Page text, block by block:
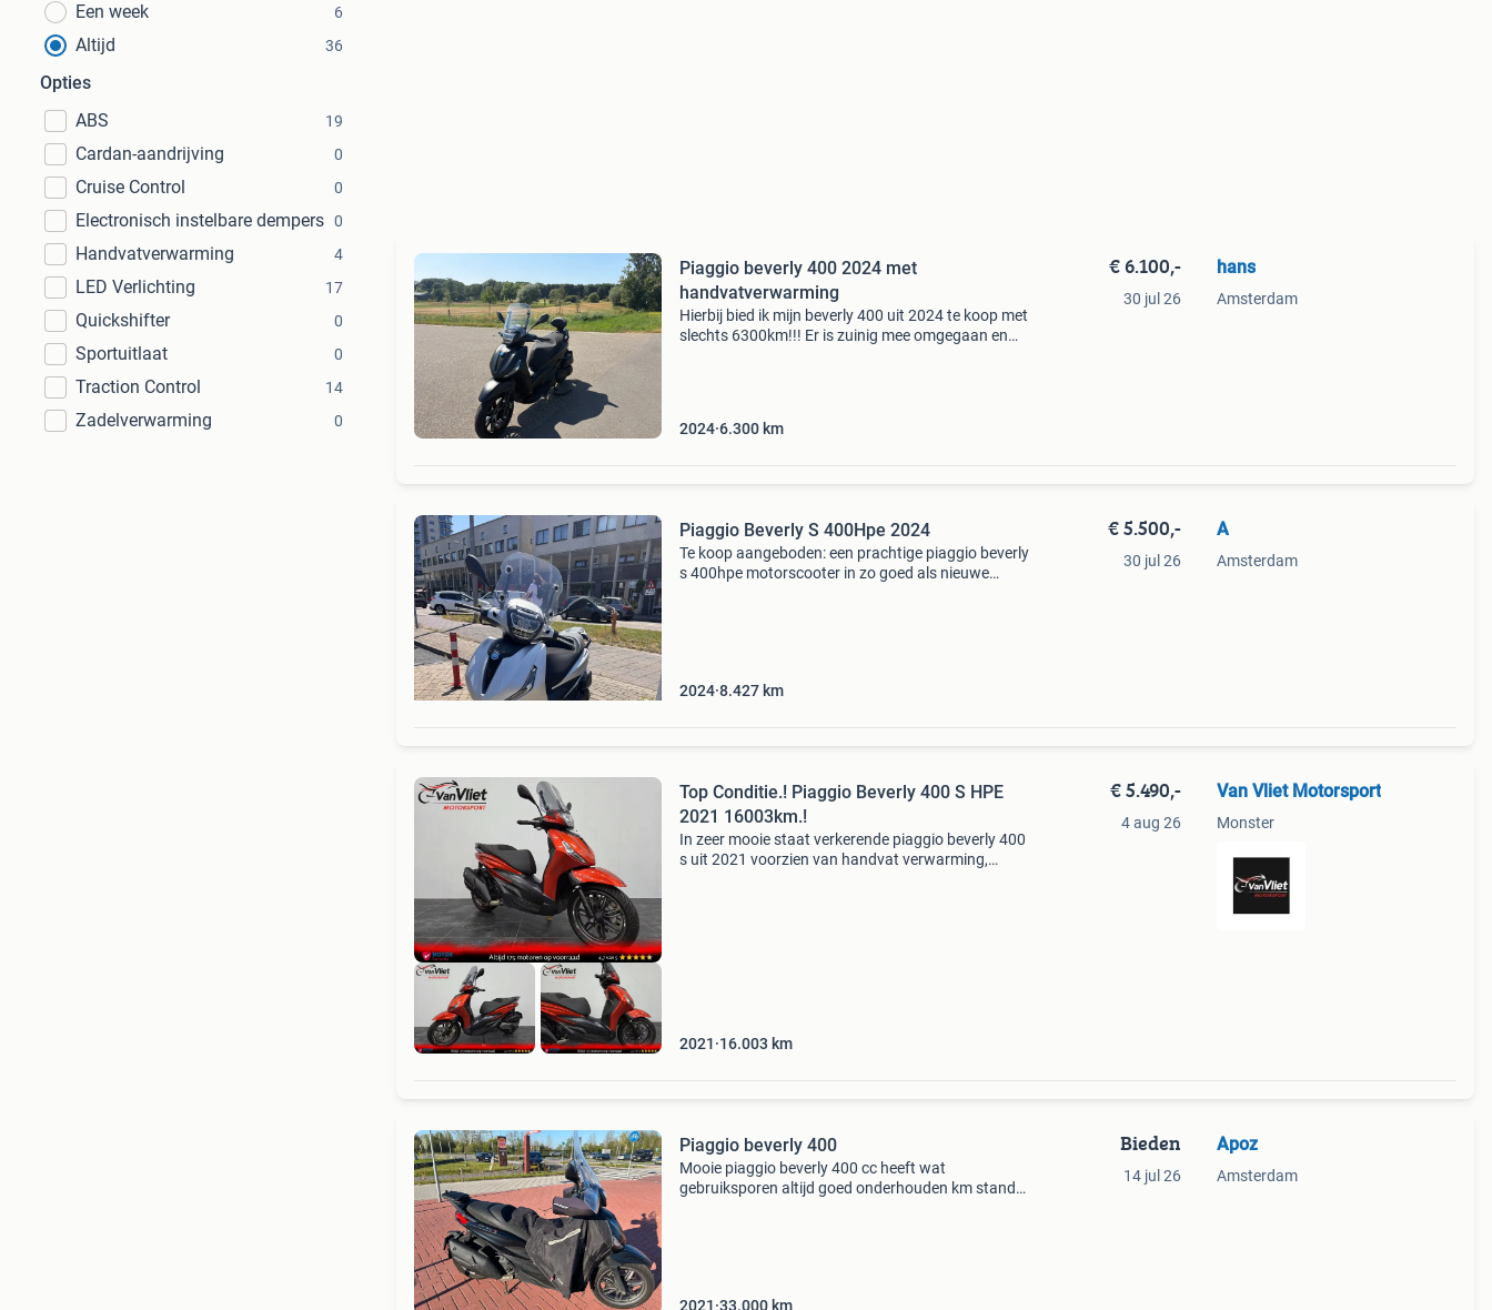
Een week 6
Altijd 36
Opties
ABS
19
Cardan-aandrijving 0
Cruise Control 0
Electronisch instelbare dempers 0
Handvatverwarming 4
LED Verlichting 17
Quickshifter 0
Sportuitlaat 0
Traction Control 14
Zadelverwarming 0
Piaggio beverly 400 2024 met
handvatverwarming
Hierbij bied ik mijn beverly 400 uit 2024 te koop met
slechts 6300km!!! Er is zuinig mee omgegaan en
2024 6.300 km
€ 6.100,-
30 jul 26
hans
Amsterdam
Piaggio Beverly S 400Hpe 2024
Te koop aangeboden: een prachtige piaggio beverly
s 400hpe motorscooter in zo goed als nieuwe
2024 8.427 km
€ 5.500,-
30 jul 26
A
Amsterdam
Top Conditie.! Piaggio Beverly 400 S HPE
2021 16003km.!
In zeer mooie staat verkerende piaggio beverly 400
s uit 2021 voorzien van handvat verwarming,
2021 16.003 km
€ 5.490,-
4 aug 26
Van Vliet Motorsport
Monster
Piaggio beverly 400
Mooie piaggio beverly 400 cc heeft wat
gebruiksporen altijd goed onderhouden km stand
2021 33.000 km
Bieden
14 jul 26
Apoz
Amsterdam